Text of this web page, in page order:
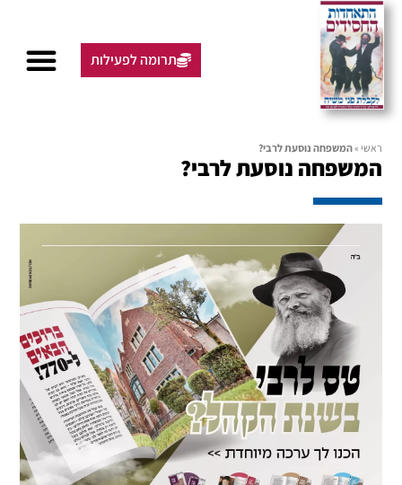
תרומה לפעילות
ראשי »המשפחה נוסעת לרבי?
המשפחה נוסעת לרבי?